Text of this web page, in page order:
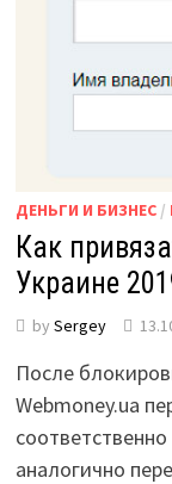
ДЕНЬГИ И БИЗНЕС/
Как
Украине
by Sergey
После
Webmoney.ua
аналогично